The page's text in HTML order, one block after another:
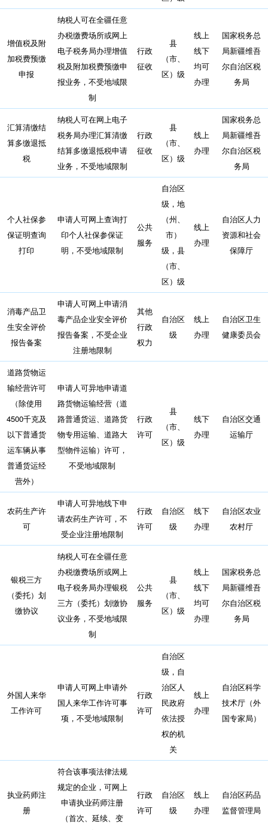
增值税及附
加税费预缴
申报
纳税人可在全疆任意
办税缴费场所或网上
电子税务局办理增值
税及附加税费预缴申
报业务，不受地域限
制
行政
征收
县
（市、
区）级
线上
线下
均可
办理
国家税务总
局新疆维吾
尔自治区税
务局
汇算清缴结
算多缴退抵
税
纳税人可在网上电子
税务局办理汇算清缴
结算多缴退抵税申请
业务，不受地域限制
行政
征收
县
（市、
区）级
线上
办理
国家税务总
局新疆维吾
尔自治区税
务局
个人社保参
保证明查询
打印
申请人可网上查询打
印个人社保参保证
明，不受地域限制
公共
服务
自治区
级，地
（州、
市）
级，县
（市、
区）级
线上
办理
自治区人力
资源和社会
保障厅
消毒产品卫
生安全评价
报告备案
申请人可网上申请消
毒产品企业安全评价
报告备案，不受企业
注册地限制
其他
行政
权力
自治区
级
线上
办理
自治区卫生
健康委员会
道路货物运
输经营许可
（除使用
4500千克及
以下普通货
运车辆从事
普通货运经
营外）
申请人可异地申请道
路货物运输经营（道
路普通货运、道路货
物专用运输、道路大
型物件运输）许可，
不受地域限制
行政
许可
县
（市、
区）级
线下
办理
自治区交通
运输厅
农药生产许
可
申请人可异地线下申
请农药生产许可，不
受企业注册地限制
行政
许可
自治区
级
线下
办理
自治区农业
农村厅
银税三方
（委托）划
缴协议
纳税人可在全疆任意
办税缴费场所或网上
电子税务局办理银税
三方（委托）划缴协
议业务，不受地域限
制
公共
服务
县
（市、
区）级
线上
线下
均可
办理
国家税务总
局新疆维吾
尔自治区税
务局
外国人来华
工作许可
申请人可网上申请外
国人来华工作许可事
项，不受地域限制
行政
许可
自治区
级，自
治区人
民政府
依法授
权的机
关
线上
办理
自治区科学
技术厅（外
国专家局）
执业药师注
册
符合该事项法律法规
规定的企业，可网上
申请执业药师注册
（首次、延续、变
行政
许可
自治区
级
线上
办理
自治区药品
监督管理局